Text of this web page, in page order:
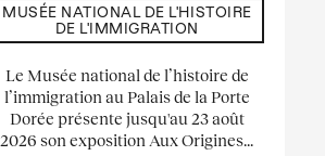
MUSÉE NATIONAL DE L'HISTOIRE
DE L'IMMIGRATION
Le Musée national de l’histoire de
l’immigration au Palais de la Porte
Dorée présente jusqu'au 23 août
2026 son exposition Aux Origines...